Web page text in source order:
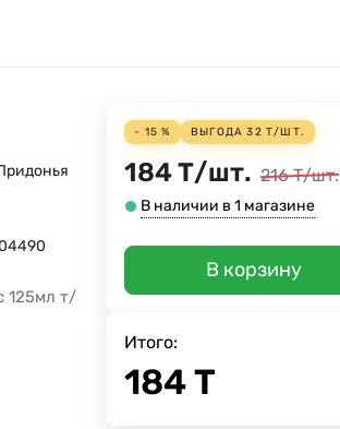
125мл т/
- 15 % ВЫГОДА32 Т/ШТ.
184Т/шт. 216 Т/шт.
В наличии в 1 магазине
В корзину
Итого:
184Т